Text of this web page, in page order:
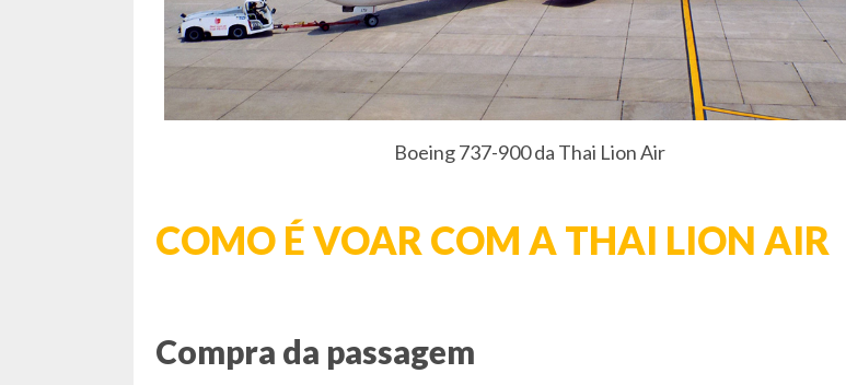
Boeing 737-900 da Thai Lion Air
COMO É VOAR COM A THAI LION AIR
Compra da passagem